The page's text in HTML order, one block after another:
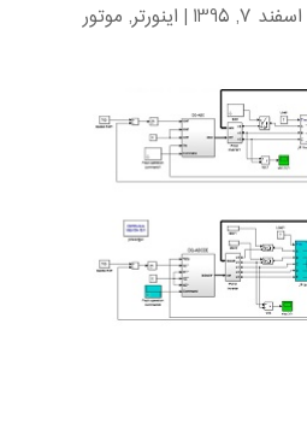
اسفند 7, 1395 | اینورتر, موتور